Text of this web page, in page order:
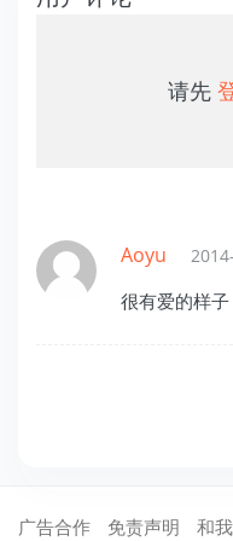
请先
Aoyu
很有爱的样
广告合作 免责声明 和